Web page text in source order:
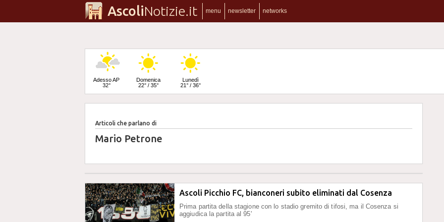
AscoliNotizie.it menu newsletter networks
Adesso AP
32°
Domenica
22° / 35°
Lunedì
21° / 36°
Martedì
23° / 37°
Articoli che parlano di
Mario Petrone
Ascoli Picchio FC, bianconeri subito eliminati dal Cosenza
Prima partita della stagione con lo stadio gremito di tifosi, ma il Cosenza si
aggiudica la partita al 95'